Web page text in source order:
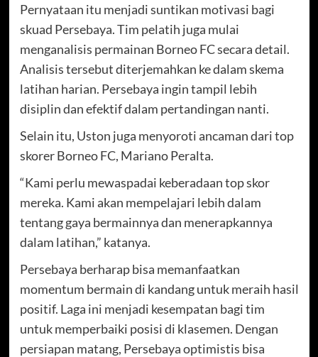
Pernyataan itu menjadi suntikan motivasi bagi
skuad Persebaya. Tim pelatih juga mulai
menganalisis permainan Borneo FC secara detail.
Analisis tersebut diterjemahkan ke dalam skema
latihan harian. Persebaya ingin tampil lebih
disiplin dan efektif dalam pertandingan nanti.
Selain itu, Uston juga menyoroti ancaman dari top
skorer Borneo FC, Mariano Peralta.
“Kami perlu mewaspadai keberadaan top skor
mereka. Kami akan mempelajari lebih dalam
tentang gaya bermainnya dan menerapkannya
dalam latihan,” katanya.
Persebaya berharap bisa memanfaatkan
momentum bermain di kandang untuk meraih hasil
positif. Laga ini menjadi kesempatan bagi tim
untuk memperbaiki posisi di klasemen. Dengan
persiapan matang, Persebaya optimistis bisa